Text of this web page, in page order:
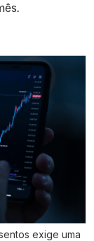
exige uma